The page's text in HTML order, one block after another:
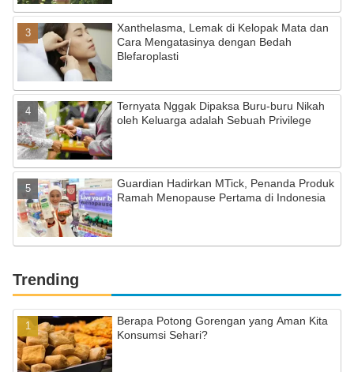
Xanthelasma, Lemak di Kelopak Mata dan
Cara Mengatasinya dengan Bedah
Blefaroplasti
Ternyata Nggak Dipaksa Buru-buru Nikah
oleh Keluarga adalah Sebuah Privilege
Guardian Hadirkan MTick, Penanda Produk
Ramah Menopause Pertama di Indonesia
Trending
Berapa Potong Gorengan yang Aman Kita
Konsumsi Sehari?